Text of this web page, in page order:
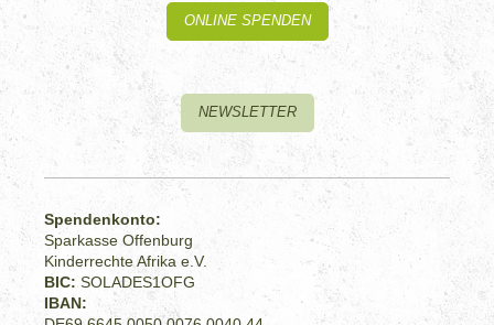
ONLINE SPENDEN
NEWSLETTER
Spendenkonto:
Sparkasse Offenburg
Kinderrechte Afrika e.V.
BIC:SOLADES1OFG
IBAN: